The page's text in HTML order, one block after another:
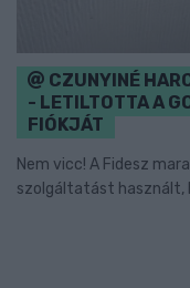
CZUNYINÉ
- LETILTOTTA A
FIÓKJÁT
Nem vicc! A Fidesz
szolgáltatást használt,